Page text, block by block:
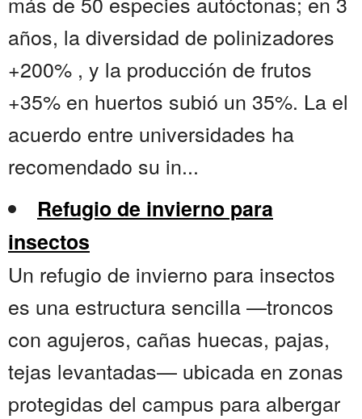
años, la diversidad de polinizadores
+200% , y la producción de frutos
+35% en huertos subió un 35%. La el
acuerdo entre universidades ha
recomendado su in...
Refugio de invierno para
insectos
Un refugio de invierno para insectos
es una estructura sencilla —troncos
con agujeros, cañas huecas, pajas,
tejas levantadas— ubicada en zonas
protegidas del campus para albergar